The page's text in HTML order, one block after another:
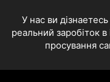
У нас ви
реальний заробіток
просування